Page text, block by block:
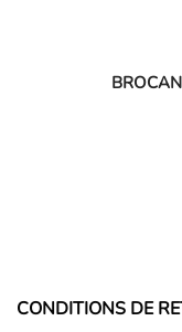
CONDITIONS DE